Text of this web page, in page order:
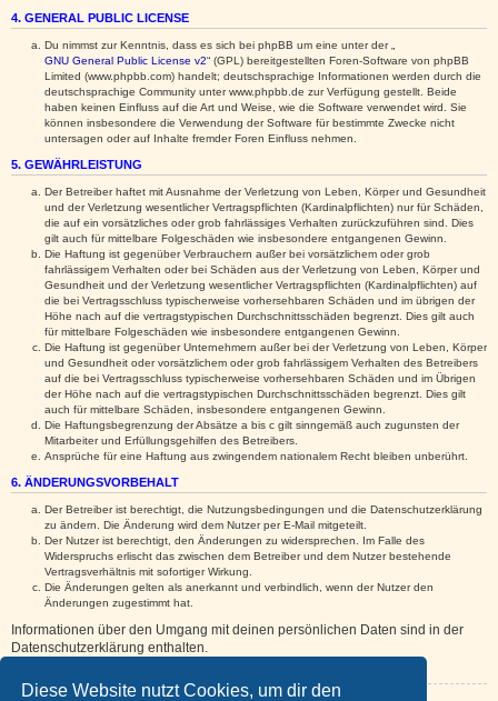
Diese Website nutzt Cookies, um dir den
4. GENERAL PUBLIC LICENSE
Du nimmst zur Kenntnis, dass es sich bei phpBB um eine unter der „
GNU General Public License v2“ (GPL) bereitgestellten Foren-Software von phpBB
Limited (www.phpbb.com) handelt; deutschsprachige Informationen werden durch die
deutschsprachige Community unter www.phpbb.de zur Verfügung gestellt. Beide
haben keinen Einfluss auf die Art und Weise, wie die Software verwendet wird. Sie
können insbesondere die Verwendung der Software für bestimmte Zwecke nicht
untersagen oder auf Inhalte fremder Foren Einfluss nehmen.
5. GEWÄHRLEISTUNG
Der Betreiber haftet mit Ausnahme der Verletzung von Leben, Körper und Gesundheit
und der Verletzung wesentlicher Vertragspflichten (Kardinalpflichten) nur für Schäden,
die auf ein vorsätzliches oder grob fahrlässiges Verhalten zurückzuführen sind. Dies
gilt auch für mittelbare Folgeschäden wie insbesondere entgangenen Gewinn.
Die Haftung ist gegenüber Verbrauchern außer bei vorsätzlichem oder grob
fahrlässigem Verhalten oder bei Schäden aus der Verletzung von Leben, Körper und
Gesundheit und der Verletzung wesentlicher Vertragspflichten (Kardinalpflichten) auf
die bei Vertragsschluss typischerweise vorhersehbaren Schäden und im übrigen der
Höhe nach auf die vertragstypischen Durchschnittsschäden begrenzt. Dies gilt auch
für mittelbare Folgeschäden wie insbesondere entgangenen Gewinn.
Die Haftung ist gegenüber Unternehmern außer bei der Verletzung von Leben, Körper
und Gesundheit oder vorsätzlichem oder grob fahrlässigem Verhalten des Betreibers
auf die bei Vertragsschluss typischerweise vorhersehbaren Schäden und im Übrigen
der Höhe nach auf die vertragstypischen Durchschnittsschäden begrenzt. Dies gilt
auch für mittelbare Schäden, insbesondere entgangenen Gewinn.
Die Haftungsbegrenzung der Absätze a bis c gilt sinngemäß auch zugunsten der
Mitarbeiter und Erfüllungsgehilfen des Betreibers.
Ansprüche für eine Haftung aus zwingendem nationalem Recht bleiben unberührt.
6. ÄNDERUNGSVORBEHALT
Der Betreiber ist berechtigt, die Nutzungsbedingungen und die Datenschutzerklärung
zu ändern. Die Änderung wird dem Nutzer per E-Mail mitgeteilt.
Der Nutzer ist berechtigt, den Änderungen zu widersprechen. Im Falle des
Widerspruchs erlischt das zwischen dem Betreiber und dem Nutzer bestehende
Vertragsverhältnis mit sofortiger Wirkung.
Die Änderungen gelten als anerkannt und verbindlich, wenn der Nutzer den
Änderungen zugestimmt hat.
Informationen über den Umgang mit deinen persönlichen Daten sind in der
Datenschutzerklärung enthalten.